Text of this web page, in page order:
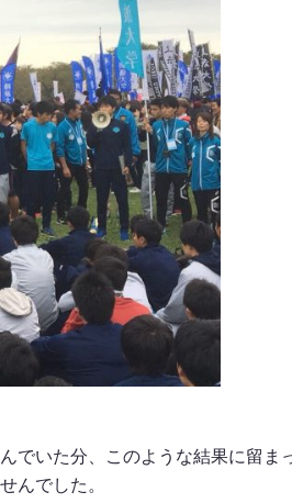
でいた分、このような結果に留ま
んでした。